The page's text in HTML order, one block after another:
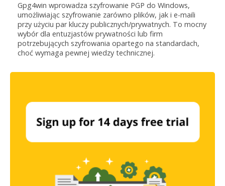
Gpg4win wprowadza szyfrowanie PGP do Windows,
umożliwiając szyfrowanie zarówno plików, jak i e-maili
przy użyciu par kluczy publicznych/prywatnych. To mocny
wybór dla entuzjastów prywatności lub firm
potrzebujących szyfrowania opartego na standardach,
choć wymaga pewnej wiedzy technicznej.